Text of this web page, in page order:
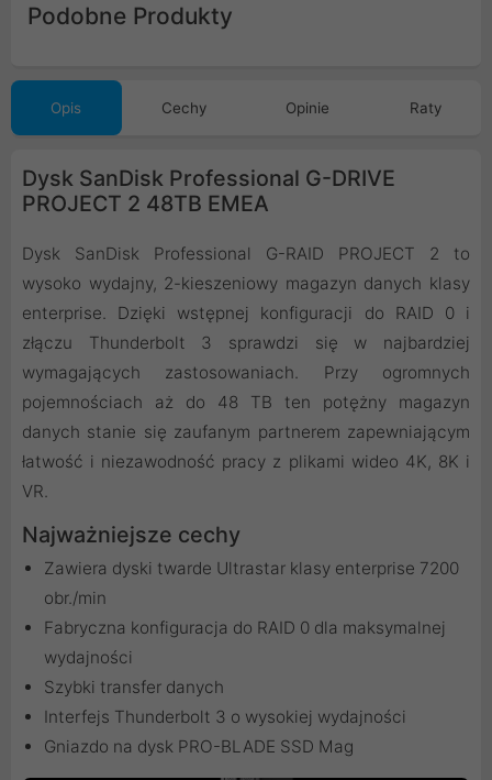
Podobne Produkty
Opis Cechy Opinie Raty
Dysk SanDisk Professional G-DRIVE
PROJECT 2 48TB EMEA
Dysk SanDisk Professional G-RAID PROJECT 2 to
wysoko wydajny, 2-kieszeniowy magazyn danych klasy
enterprise. Dzięki wstępnej konfiguracji do RAID 0 i
złączu Thunderbolt 3 sprawdzi się w najbardziej
wymagających zastosowaniach. Przy ogromnych
pojemnościach aż do 48 TB ten potężny magazyn
danych stanie się zaufanym partnerem zapewniającym
łatwość i niezawodność pracy z plikami wideo 4K, 8K i
VR.
Najważniejsze cechy
Zawiera dyski twarde Ultrastar klasy enterprise 7200
obr./min
Fabryczna konfiguracja do RAID 0 dla maksymalnej
wydajności
Szybki transfer danych
Interfejs Thunderbolt 3 o wysokiej wydajności
Gniazdo na dysk PRO-BLADE SSD Mag